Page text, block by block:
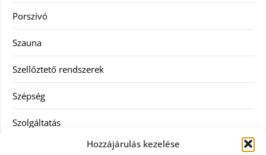
Hozzájárulás kezelése
Porszívó
Szauna
Szellőztető rendszerek
Szépség
Szolgáltatás